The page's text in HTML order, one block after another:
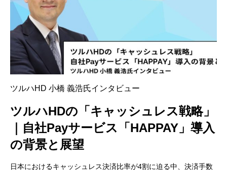
ツルハHD 小橋 義浩氏インタビュー
ツルハHDの「キャッシュレス戦略」
｜自社Payサービス「HAPPAY」導入
の背景と展望
日本におけるキャッシュレス決済比率が4割に迫る中、決済手数